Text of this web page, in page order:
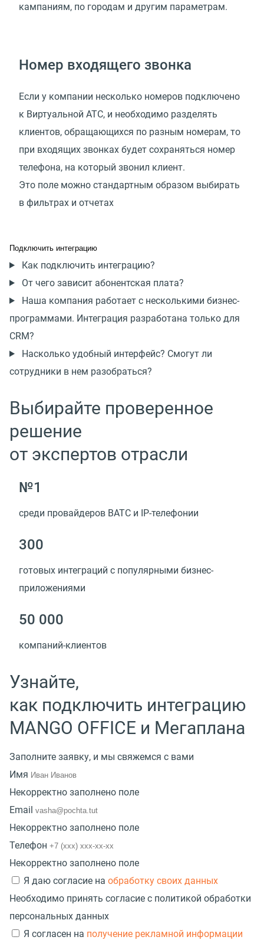
кампаниям, по городам и другим параметрам.
Номер входящего звонка
Если у компании несколько номеров подключено
к Виртуальной АТС, и необходимо разделять
клиентов, обращающихся по разным номерам, то
при входящих звонках будет сохраняться номер
телефона, на который звонил клиент.
Это поле можно стандартным образом выбирать
в фильтрах и отчетах
Подключить интеграцию
Как подключить интеграцию?
От чего зависит абонентская плата?
Наша компания работает с несколькими бизнес-
программами. Интеграция разработана только для
CRM?
Насколько удобный интерфейс? Смогут ли
сотрудники в нем разобраться?
Выбирайте проверенное
решение
от экспертов отрасли
№1
среди провайдеров ВАТС и IP-телефонии
300
готовых интеграций с популярными бизнес-
приложениями
50 000
компаний-клиентов
Узнайте,
как подключить интеграцию
MANGO OFFICE и Мегаплана
Заполните заявку, и мы свяжемся с вами
Имя
Некорректно заполнено поле
Email
Некорректно заполнено поле
Телефон
Некорректно заполнено поле
Я даю согласие на обработку своих данных
Необходимо принять согласие с политикой обработки
персональных данных
Я согласен на получение рекламной информации